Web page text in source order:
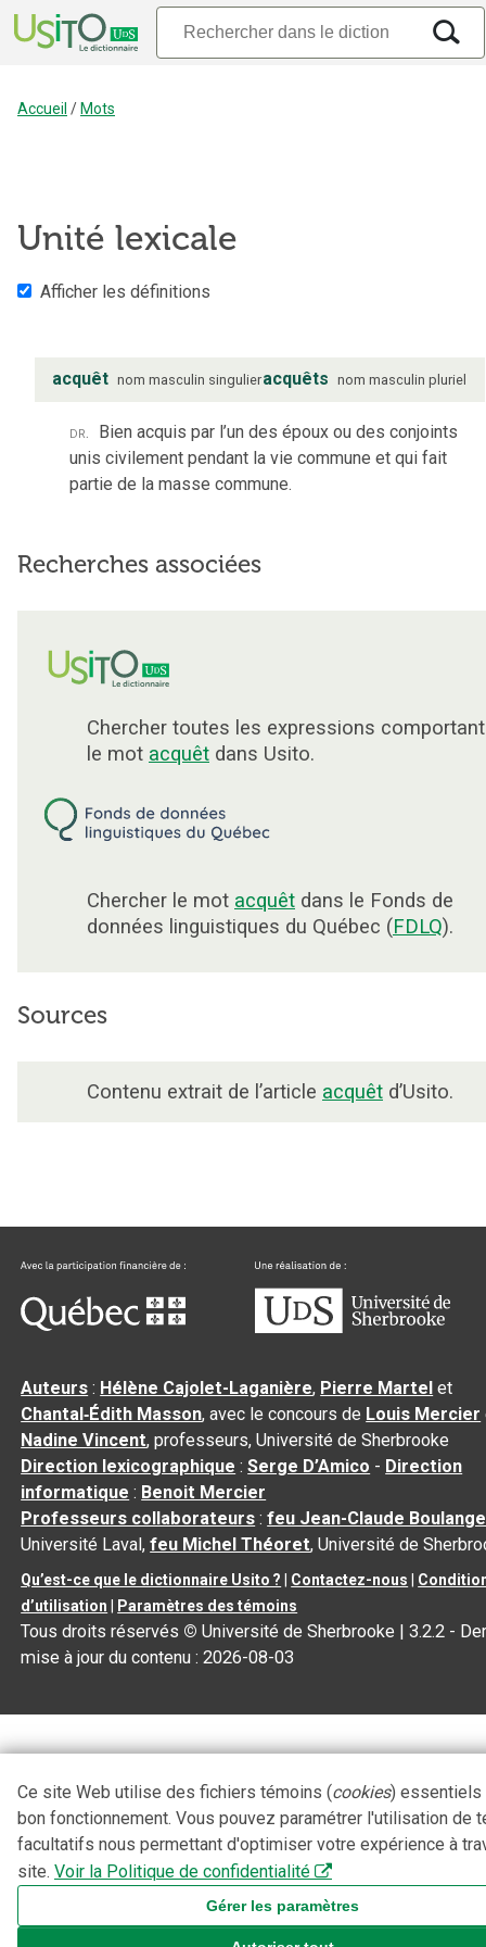
Accueil / Mots
Unité lexicale
Afficher les définitions
acquêt nom masculin singulieracquêts nom masculin pluriel
dr. Bien acquis par l’un des époux ou des conjoints
unis civilement pendant la vie commune et qui fait
partie de la masse commune.
Recherches associées
Chercher toutes les expressions comportant
le mot acquêt dans Usito.
Chercher le mot acquêt dans le Fonds de
données linguistiques du Québec (FDLQ).
Sources
Contenu extrait de l’article acquêt d’Usito.
Auteurs : Hélène Cajolet-Laganière, Pierre Martel et
Chantal‑Édith Masson, avec le concours de Louis Mercier
Nadine Vincent, professeurs, Université de Sherbrooke
Direction lexicographique :Serge D’Amico - Direction
informatique : Benoit Mercier
Professeurs collaborateurs :feu Jean-Claude
Université Laval,feu Michel Théoret, Université de
Qu’est-ce que le dictionnaire Usito ? Contactez-nous
d’utilisation
Paramètres des témoins
Tous droits réservés © Université de Sherbrooke |3.2.2 -
mise à jour du contenu :2026-08-03
Ce site Web utilise des fichiers témoins (cookies) essentiels
bon fonctionnement. Vous pouvez paramétrer l'utilisation de
facultatifs nous permettant d'optimiser votre expérience à
site. Voir la Politique de confidentialité
Gérer les paramètres